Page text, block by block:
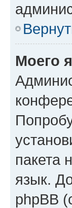
Моего
пакета
язык.
phpBB